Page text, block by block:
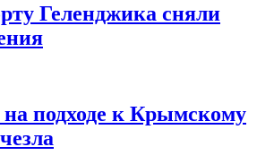
Геленджика сняли
подходе к Крымскому